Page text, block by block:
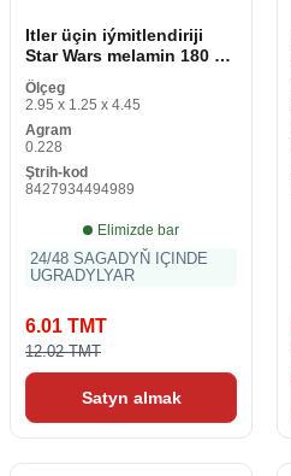
Itler üçin iýmitlendiriji
Star Wars melamin 180 ml
Gara Metal
Ölçeg
2.95 x 1.25 x 4.45
Agram
0.228
Ştrih-kod
8427934494989
Elimizde bar
24/48 SAGADYŇ IÇINDE
UGRADYLYAR
6.01 TMT
12.02 TMT
Satyn almak